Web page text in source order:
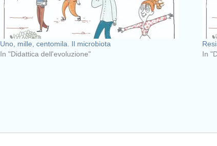
Uno, mille, centomila. Il microbiota
In "Didattica dell'evoluzione"
In